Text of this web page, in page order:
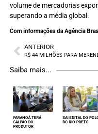
volume de mercadorias
superando a média global.
Com informações da Agência
ANTERIOR
Saiba mais...
PARANOÁ TERÁ
GALPÃO DO
PRODUTOR
SAI EDITAL DO
DO RIO PRETO